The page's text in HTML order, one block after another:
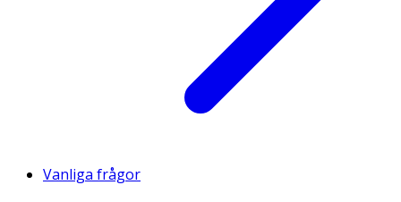
Vanliga frågor